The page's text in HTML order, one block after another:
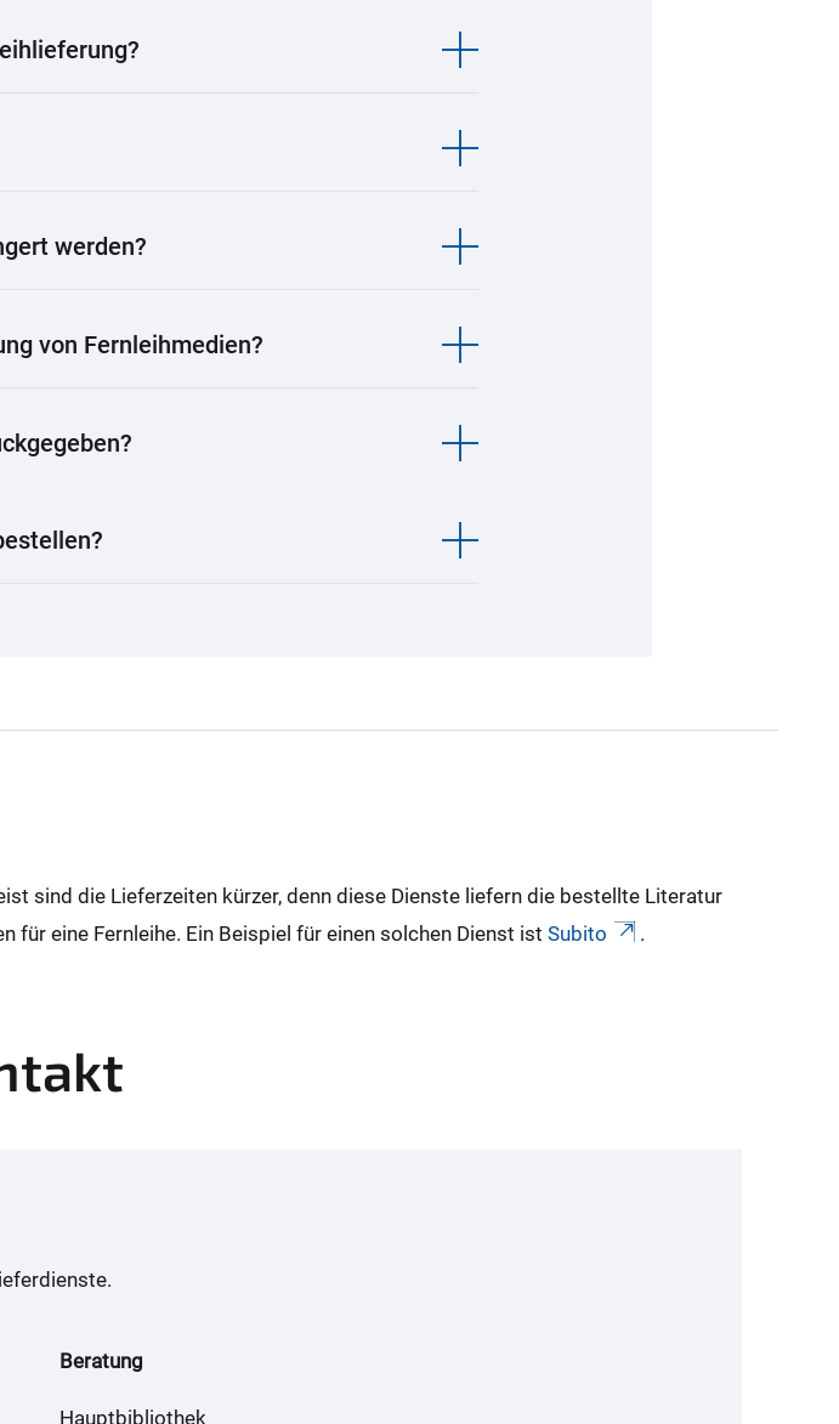
werden?
von Fernleihmedien?
sind die Lieferzeiten kürzer, denn diese Dienste liefern die bestellte Literatur
für eine Fernleihe. Ein Beispiel für einen solchen Dienst ist Subito .
Beratung
Hauptbibliothek